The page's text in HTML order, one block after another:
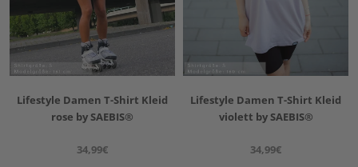
Lifestyle Damen T-Shirt Kleid
rose by SAEBIS®
34,99€
Lifestyle Damen T-Shirt Kleid
violett by SAEBIS®
34,99€